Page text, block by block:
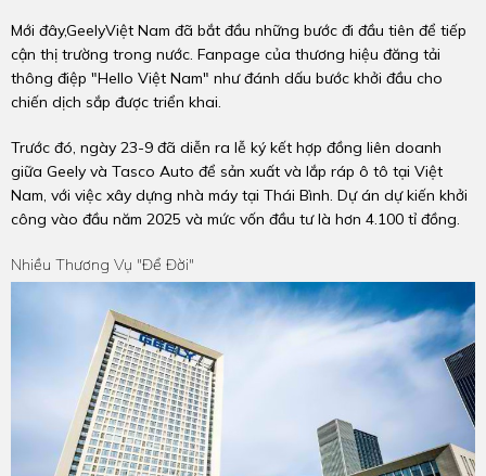
Mới đây,GeelyViệt Nam đã bắt đầu những bước đi đầu tiên để tiếp
cận thị trường trong nước. Fanpage của thương hiệu đăng tải
thông điệp "Hello Việt Nam" như đánh dấu bước khởi đầu cho
chiến dịch sắp được triển khai.
Trước đó, ngày 23-9 đã diễn ra lễ ký kết hợp đồng liên doanh
giữa Geely và Tasco Auto để sản xuất và lắp ráp ô tô tại Việt
Nam, với việc xây dựng nhà máy tại Thái Bình. Dự án dự kiến khởi
công vào đầu năm 2025 và mức vốn đầu tư là hơn 4.100 tỉ đồng.
Nhiều Thương Vụ "để Đời"